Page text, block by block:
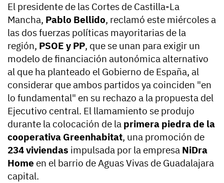
El presidente de las Cortes de Castilla-La
Mancha, Pablo Bellido, reclamó este miércoles a
las dos fuerzas políticas mayoritarias de la
región, PSOE y PP, que se unan para exigir un
modelo de financiación autonómica alternativo
al que ha planteado el Gobierno de España, al
considerar que ambos partidos ya coinciden "en
lo fundamental" en su rechazo a la propuesta del
Ejecutivo central. El llamamiento se produjo
durante la colocación de la primera piedra de la
cooperativa Greenhabitat, una promoción de
234 viviendas impulsada por la empresa NiDra
Home en el barrio de Aguas Vivas de Guadalajara
capital.